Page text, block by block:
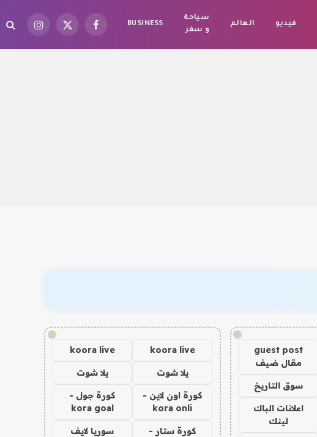
فيديو العالم
سياحة
و سفر
BUSINESS فيسبوكX
الانستغرام
!
guest post
مقال ضيف
سوق التاريخ
اعلانات الباك
لينك
!
koora live
koora live
يلا شوت يلا شوت
كورة اون لاين -
kora onli
كورة جول -
kora goal
كورة ستار -
سوريا لايف